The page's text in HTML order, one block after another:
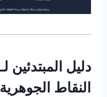
النقاط الجوهرية